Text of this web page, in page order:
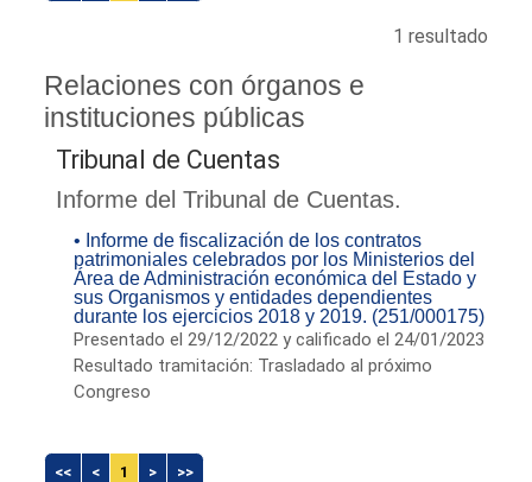
1 resultado
Relaciones con órganos e
instituciones públicas
Tribunal de Cuentas
Informe del Tribunal de Cuentas.
• Informe de fiscalización de los contratos
patrimoniales celebrados por los Ministerios del
Área de Administración económica del Estado y
sus Organismos y entidades dependientes
durante los ejercicios 2018 y 2019. (251/000175)
Presentado el 29/12/2022 y calificado el 24/01/2023
Resultado tramitación: Trasladado al próximo
Congreso
<< < 1 > >>